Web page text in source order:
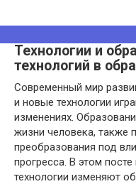
Технологии и
технологий в
Современный мир
и новые технологии
изменениях.
жизни человека, также
преобразования под
прогресса. В этом
технологии изменяют